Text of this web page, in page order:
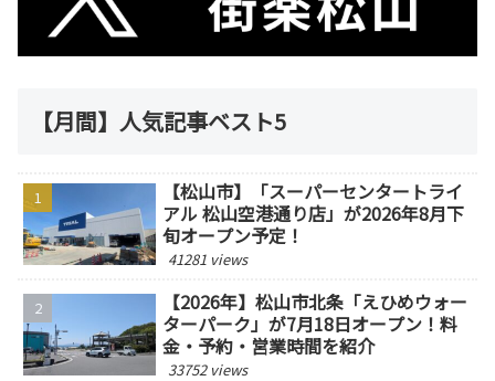
【月間】人気記事ベスト5
【松山市】「スーパーセンタートライ
アル 松山空港通り店」が2026年8月下
旬オープン予定！
41281 views
【2026年】松山市北条「えひめウォー
ターパーク」が7月18日オープン！料
金・予約・営業時間を紹介
33752 views